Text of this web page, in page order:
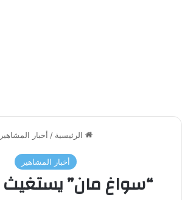
الرئيسية / أخبار المشاهير
أخبار المشاهير
“سواغ مان”